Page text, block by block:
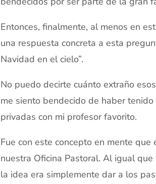
Entonces, finalmente, al menos en
una respuesta concreta a esta
Navidad en el cielo”.
No puedo decirte cuánto extraño
me siento bendecido de haber
privadas con mi profesor favorito.
Fue con este concepto en mente que
nuestra Oficina Pastoral. Al igual
la idea era simplemente dar a los